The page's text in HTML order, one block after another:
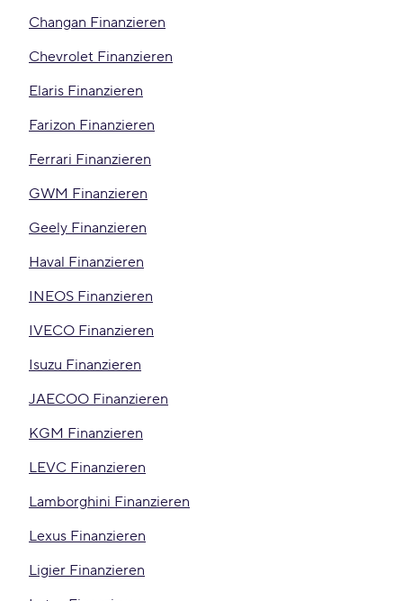
Changan Finanzieren
Chevrolet Finanzieren
Elaris Finanzieren
Farizon Finanzieren
Ferrari Finanzieren
GWM Finanzieren
Geely Finanzieren
Haval Finanzieren
INEOS Finanzieren
IVECO Finanzieren
Isuzu Finanzieren
JAECOO Finanzieren
KGM Finanzieren
LEVC Finanzieren
Lamborghini Finanzieren
Lexus Finanzieren
Ligier Finanzieren